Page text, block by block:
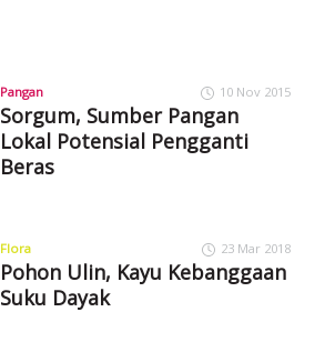
Pangan 10 Nov 2015
Sorgum, Sumber Pangan
Lokal Potensial Pengganti
Beras
Flora 23 Mar 2018
Pohon Ulin, Kayu Kebanggaan
Suku Dayak